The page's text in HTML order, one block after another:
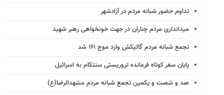
تداوم حضور شبانه مردم در آزادشهر
میدانداری مردم چناران در جهت خونخواهی رهبر شهید
تجمع شبانه مردم گالیکش وارد موج ۱۶۱ شد
پایان سفر کوتاه فرمانده تروریستی سنتکام به اسرائیل
صد و شصت و یکمین تجمع شبانه مردم مشهدالرضا(ع)